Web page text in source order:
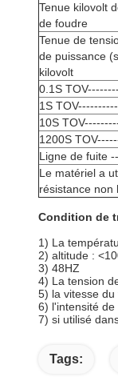
Tenue kilovolt
de foudre
Tenue de
de puissance
kilovolt
0.1S
1S
10S
1200S
Ligne de fuite
Le matériel a
résistance non
Condition de
1) La
2) altitude :
3) 48HZ
4) La tension
5) la vitesse
6) l'intensité
7) si utilisé
Tags: